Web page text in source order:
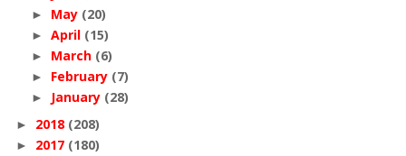
► May (20)
► April (15)
► March (6)
► February (7)
► January (28)
► 2018 (208)
► 2017 (180)